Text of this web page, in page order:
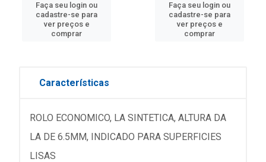
Faça seu login ou
cadastre-se para
ver preços e
comprar
Faça seu login ou
cadastre-se para
ver preços e
comprar
Características
ROLO ECONOMICO, LA SINTETICA, ALTURA DA
LA DE 6.5MM, INDICADO PARA SUPERFICIES
LISAS